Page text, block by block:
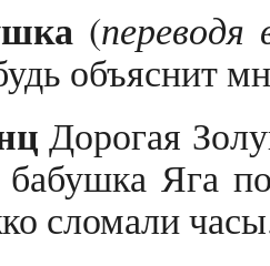
(переводя
объяснит
Дорогая
Яга
сломали